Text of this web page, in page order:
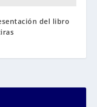
del libro